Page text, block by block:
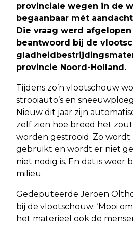
provinciale wegen in de
begaanbaar mét
Die vraag werd
beantwoord bij de
provincie Noord-Holland.
Tijdens zo’n vlootschouw
strooiauto’s en
Nieuw dit jaar zijn
zelf zien hoe breed het
worden gestrooid. Zo
gebruikt en wordt er niet
niet nodig is. En dat is weer
milieu.
Gedeputeerde Jeroen
bij de vlootschouw: ‘Mooi
het materieel ook de